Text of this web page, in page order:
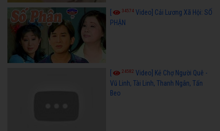
34574 Video] Cải Lương Xã Hội: SỐ
PHẬN
24582 Video] Kẻ Chợ Người Quê -
Vũ Linh, Tài Linh, Thanh Ngân, Tấn
Beo